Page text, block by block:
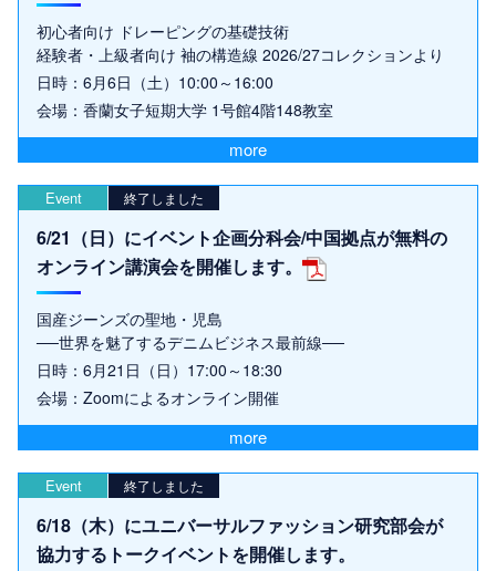
初心者向け ドレーピングの基礎技術
経験者・上級者向け 袖の構造線 2026/27コレクションより
日時：6月6日（土）10:00～16:00
会場：香蘭女子短期大学 1号館4階148教室
more
Event 終了しました
6/21（日）にイベント企画分科会/中国拠点が無料の
オンライン講演会を開催します。
国産ジーンズの聖地・児島
──世界を魅了するデニムビジネス最前線──
日時：6月21日（日）17:00～18:30
会場：Zoomによるオンライン開催
more
Event 終了しました
6/18（木）にユニバーサルファッション研究部会が
協力するトークイベントを開催します。